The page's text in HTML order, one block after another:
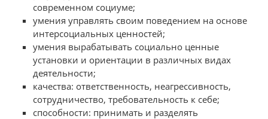
современном социуме;
умения управлять своим поведением на основе
интерсоциальных ценностей;
умения вырабатывать социально ценные
установки и ориентации в различных видах
деятельности;
качества: ответственность, неагрессивность,
сотрудничество, требовательность к себе;
способности: принимать и разделять